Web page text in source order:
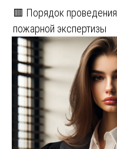
🟥 Порядок проведения
пожарной экспертизы